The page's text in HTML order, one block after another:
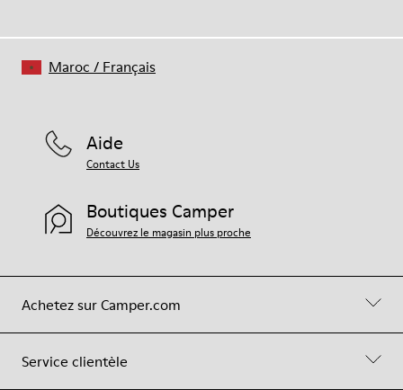
Achetez sur Camper.com
Service clientèle
Aide
Contact Us
Boutiques Camper
Découvrez le magasin plus proche
Maroc / Français